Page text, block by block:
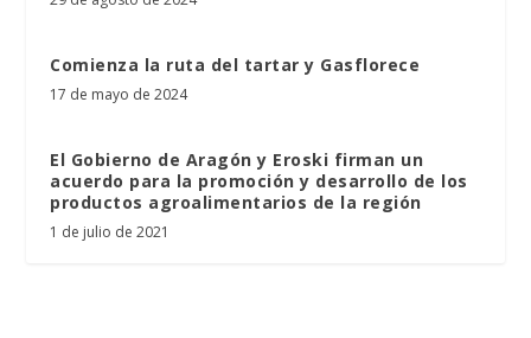
Comienza la ruta del tartar y Gasflorece
17 de mayo de 2024
El Gobierno de Aragón y Eroski firman un
acuerdo para la promoción y desarrollo de los
productos agroalimentarios de la región
1 de julio de 2021